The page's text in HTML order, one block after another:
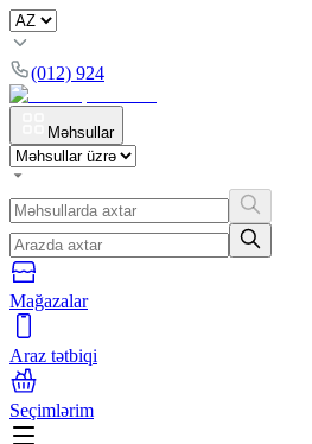
(012) 924
Məhsullar
Mağazalar
Araz tətbiqi
Seçimlərim